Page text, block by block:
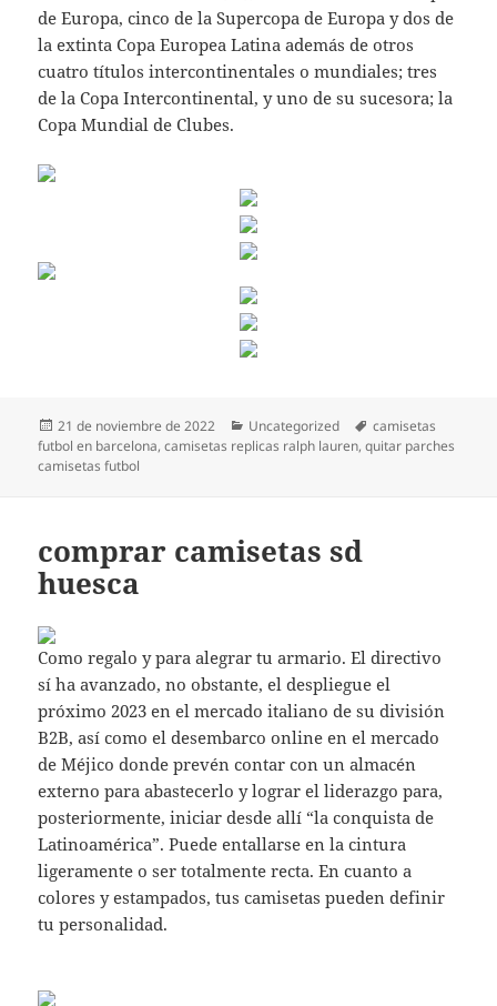
de Europa, cinco de la Supercopa de Europa y dos de
la extinta Copa Europea Latina además de otros
cuatro títulos intercontinentales o mundiales; tres
de la Copa Intercontinental, y uno de su sucesora; la
Copa Mundial de Clubes.
Publicado
el
21 de noviembre de 2022 Categorías
Uncategorized Etiquetas
camisetas
futbol en barcelona,camisetas replicas ralph lauren,quitar parches
camisetas futbol
comprar camisetas sd
huesca
Como regalo y para alegrar tu armario. El directivo
sí ha avanzado, no obstante, el despliegue el
próximo 2023 en el mercado italiano de su división
B2B, así como el desembarco online en el mercado
de Méjico donde prevén contar con un almacén
externo para abastecerlo y lograr el liderazgo para,
posteriormente, iniciar desde allí “la conquista de
Latinoamérica”. Puede entallarse en la cintura
ligeramente o ser totalmente recta. En cuanto a
colores y estampados, tus camisetas pueden definir
tu personalidad.